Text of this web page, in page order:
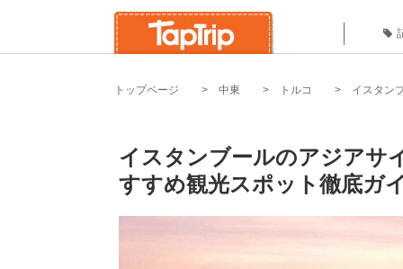
トップページ 中東 トルコ イスタン
イスタンブールのアジアサ
すすめ観光スポット徹底ガ